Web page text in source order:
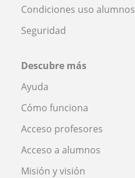
Condiciones uso alumnos
Seguridad
Descubre más
Ayuda
Cómo funciona
Acceso profesores
Acceso a alumnos
Misión y visión